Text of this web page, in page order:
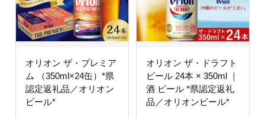
オリオン ザ・プレミア
ム （350ml×24缶）*県
認定返礼品／オリオン
ビール*
オリオン ザ・ドラフト
ビール 24本 × 350ml ｜
酒 ビール *県認定返礼
品／オリオンビール*